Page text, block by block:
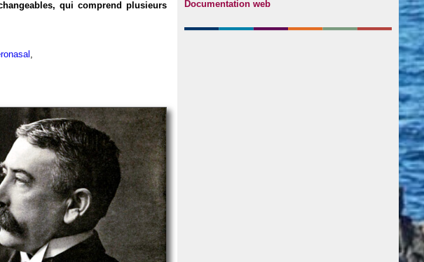
qui comprend plusieurs
,
Documentation web